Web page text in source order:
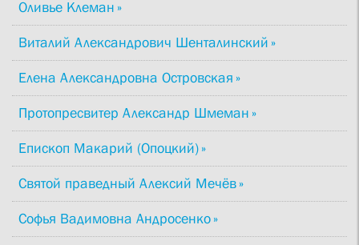
Оливье Клеман
Виталий Александрович Шенталинский
Елена Александровна Островская
Протопресвитер Александр Шмеман
Епископ Макарий (Опоцкий)
Святой праведный Алексий Мечёв
Софья Вадимовна Андросенко